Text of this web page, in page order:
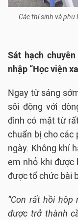
Các thí sinh và phụ
Sát hạch
nhập “Học viện
Ngay từ sáng
sôi động với
đình có mặt từ
chuẩn bị cho các
ngày. Không khí
em nhỏ khi được
được tổ chức bài
“Con rất hồi
được trở thành